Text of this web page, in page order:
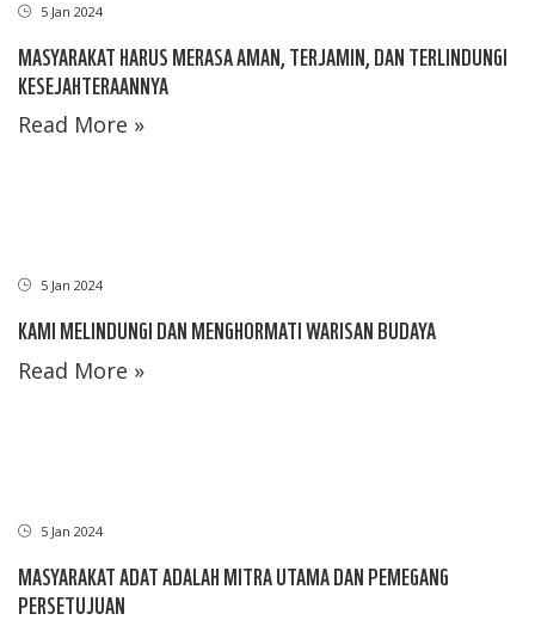
5 Jan 2024
MASYARAKAT HARUS MERASA AMAN, TERJAMIN, DAN TERLINDUNGI
KESEJAHTERAANNYA
Read More »
5 Jan 2024
KAMI MELINDUNGI DAN MENGHORMATI WARISAN BUDAYA
Read More »
5 Jan 2024
MASYARAKAT ADAT ADALAH MITRA UTAMA DAN PEMEGANG
PERSETUJUAN